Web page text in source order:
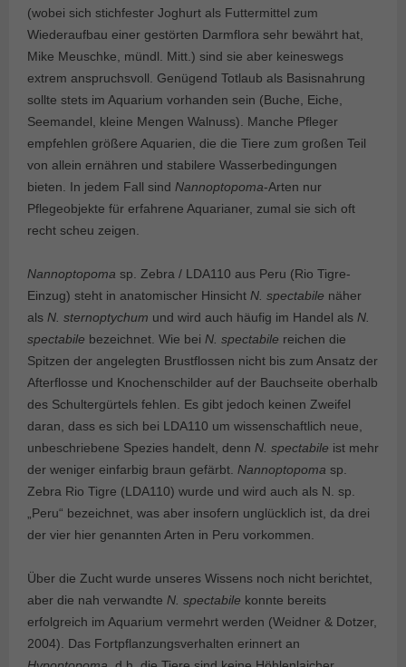
(wobei sich stichfester Joghurt als Futtermittel zum
Wiederaufbau einer gestörten Darmflora sehr bewährt hat,
Mike Meuschke, mündl. Mitt.) sind sie aber keineswegs
extrem an­spruchs­voll. Genügend Totlaub als Basisnahrung
sollte stets im Aquarium vorhanden sein (Buche, Eiche,
Seemandel, kleine Mengen Walnuss). Manche Pfleger
empfehlen größere Aquarien, die die Tiere zum großen Teil
von allein ernähren und stabilere Wasserbedingungen
bieten. In jedem Fall sind Nannoptopoma-Arten nur
Pflegeobjekte für erfahrene Aquarianer, zumal sie sich oft
recht scheu zeigen.
Nannoptopoma sp. Zebra / LDA110 aus Peru (Rio Tigre-
Einzug) steht in anatomischer Hinsicht N. spectabile näher
als N. sternoptychum und wird auch häufig im Handel als N.
spectabile bezeichnet. Wie bei N. spectabile reichen die
Spitzen der angelegten Brustflossen nicht bis zum Ansatz der
Afterflosse und Knochenschilder auf der Bauchseite oberhalb
des Schultergürtels fehlen. Es gibt jedoch keinen Zweifel
daran, dass es sich bei LDA110 um wissenschaftlich neue,
unbeschriebene Spezies handelt, denn N. spectabile ist mehr
der weniger einfarbig braun gefärbt. Nannoptopoma sp.
Zebra Rio Tigre (LDA110) wurde und wird auch als N. sp.
„Peru“ bezeichnet, was aber insofern unglücklich ist, da drei
der vier hier genannten Arten in Peru vorkommen.
Über die Zucht wurde unseres Wissens noch nicht berichtet,
aber die nah verwandte N. spectabile konnte bereits
erfolgreich im Aquarium vermehrt werden (Weidner & Dotzer,
2004). Das Fortpflanzungsverhalten erinnert an